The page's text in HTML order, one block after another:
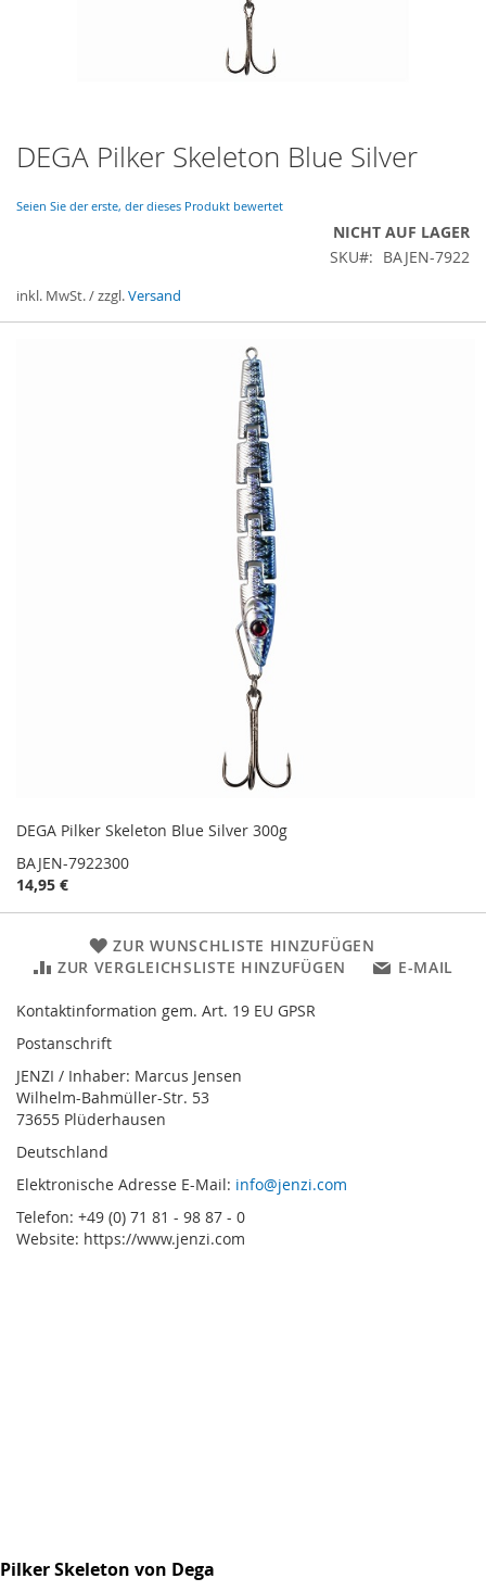
Zum
Anfang
Bildergalerie
DEGA Pilker Skeleton Blue Silver
Seien Sie der erste, der dieses Produkt bewertet
NICHT AUF LAGER
SKU
BAJEN-7922
inkl. MwSt. / zzgl.Versand
DEGA Pilker Skeleton Blue Silver 300g
BAJEN-7922300
14,95 €
ZUR WUNSCHLISTE HINZUFÜGEN
ZUR VERGLEICHSLISTE HINZUFÜGEN
E-MAIL
Kontaktinformation gem. Art. 19 EU GPSR
Postanschrift
JENZI / Inhaber: Marcus Jensen
Wilhelm-Bahmüller-Str. 53
73655 Plüderhausen
Deutschland
Elektronische Adresse E-Mail: info@jenzi.com
Telefon: +49 (0) 71 81 - 98 87 - 0
Website: https://www.jenzi.com
Pilker Skeleton von Dega